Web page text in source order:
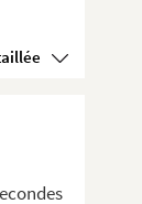
détaillée